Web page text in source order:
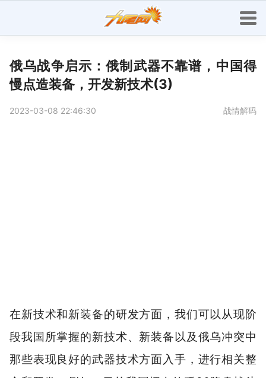
俄乌战争启示：俄制武器不靠谱，中国得
慢点造装备，开发新技术(3)
2023-03-08 22:46:30 战情解码
在新技术和新装备的研发方面，我们可以从现阶
段我国所掌握的新技术、新装备以及俄乌冲突中
那些表现良好的武器技术方面入手，进行相关整